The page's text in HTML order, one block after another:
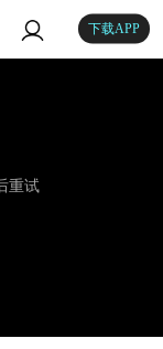
下载APP
重试